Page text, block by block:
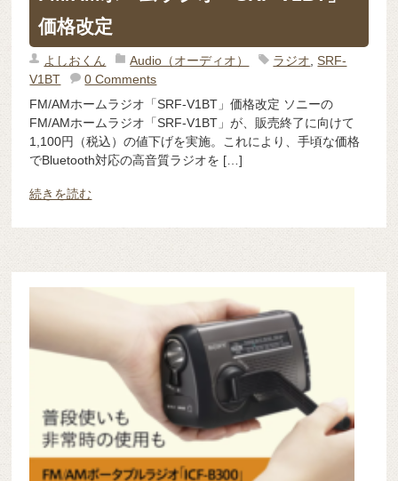
価格改定
よしおくん Audio（オーディオ） ラジオ ,SRF-
V1BT
0 Comments
FM/AMホームラジオ「SRF-V1BT」価格改定 ソニーの
FM/AMホームラジオ「SRF-V1BT」が、販売終了に向けて
1,100円（税込）の値下げを実施。これにより、手頃な価格
でBluetooth対応の高音質ラジオを […]
続きを読む